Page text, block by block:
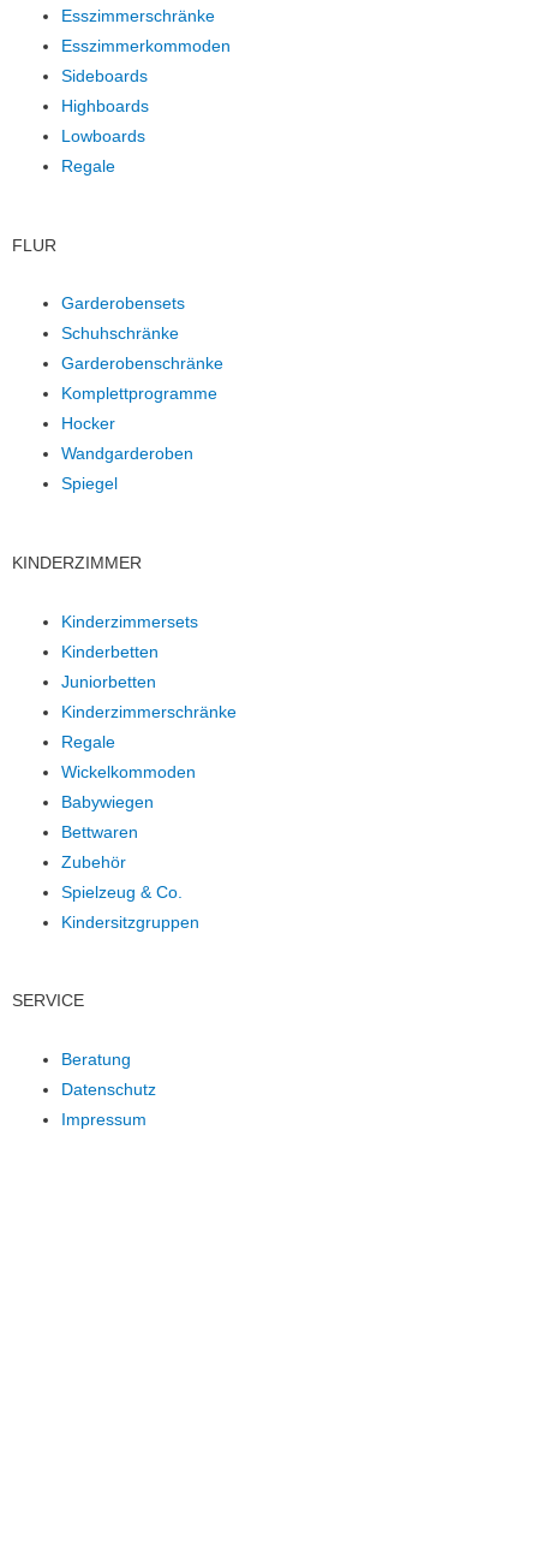
Esszimmerschränke
Esszimmerkommoden
Sideboards
Highboards
Lowboards
Regale
FLUR
Garderobensets
Schuhschränke
Garderobenschränke
Komplettprogramme
Hocker
Wandgarderoben
Spiegel
KINDERZIMMER
Kinderzimmersets
Kinderbetten
Juniorbetten
Kinderzimmerschränke
Regale
Wickelkommoden
Babywiegen
Bettwaren
Zubehör
Spielzeug & Co.
Kindersitzgruppen
SERVICE
Beratung
Datenschutz
Impressum